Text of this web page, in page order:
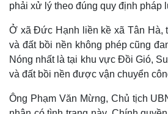
Thế giới
Quan sát
Video
phải xử lý theo đúng quy định pháp
Ở xã Đức Hạnh liền kề xã Tân Hà,
và đất bồi nền không phép cũng
Nóng nhất là tại khu vực Đồi Gió,
và đất bồi nền được vận chuyển
Ông Phạm Văn Mừng, Chủ tịch